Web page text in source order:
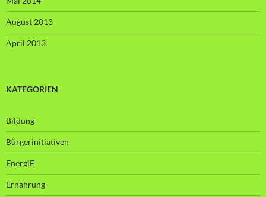
August 2013
April 2013
KATEGORIEN
Bildung
Bürgerinitiativen
EnergiE
Ernährung